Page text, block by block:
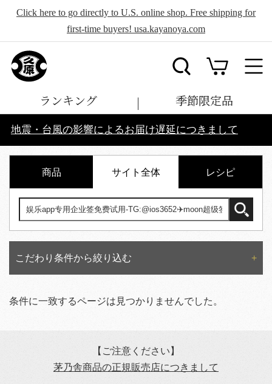
Click here to go directly to U.S. online shop. Free shipping for
first-time buyers! usa.kayanoya.com
ランキング 季節限定品
地震・台風の影響によるお届け遅延につきまして
商品 サイト全体 レシピ
こだわり条件から絞り込む
条件に一致するページは見つかりませんでした。
【ご注意ください】
茅乃舎商品の正規販売店につきまして